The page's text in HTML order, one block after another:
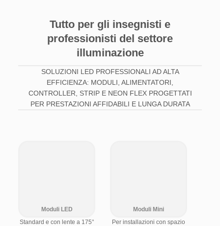
Tutto per gli insegnisti e
professionisti del settore
illuminazione
SOLUZIONI LED PROFESSIONALI AD ALTA
EFFICIENZA: MODULI, ALIMENTATORI,
CONTROLLER, STRIP E NEON FLEX PROGETTATI
PER PRESTAZIONI AFFIDABILI E LUNGA DURATA
Moduli LED
Standard e con lente a 175°
Moduli Mini
Per installazioni con spazio